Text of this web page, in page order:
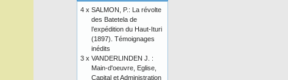
4 x SALMON, P.: La révolte
des Batetela de
l’expédition du Haut-Ituri
(1897). Témoignages
inédits
3 x VANDERLINDEN J. :
Main-d'oeuvre, Eglise,
Capital et Administration